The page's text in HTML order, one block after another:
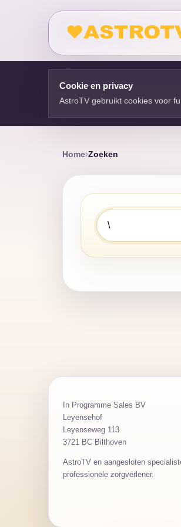
Cookie en privacy
AstroTV gebruikt cookies voor
Home Zoeken
In Programme Sales BV
Leyensehof
Leyenseweg 113
3721 BC Bilthoven
AstroTV en aangesloten
professionele zorgverlener.